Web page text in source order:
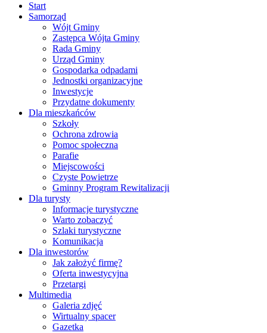
Start
Samorząd
Wójt Gminy
Zastępca Wójta Gminy
Rada Gminy
Urząd Gminy
Gospodarka odpadami
Jednostki organizacyjne
Inwestycje
Przydatne dokumenty
Dla mieszkańców
Szkoły
Ochrona zdrowia
Pomoc społeczna
Parafie
Miejscowości
Czyste Powietrze
Gminny Program Rewitalizacji
Dla turysty
Informacje turystyczne
Warto zobaczyć
Szlaki turystyczne
Komunikacja
Dla inwestorów
Jak założyć firmę?
Oferta inwestycyjna
Przetargi
Multimedia
Galeria zdjęć
Wirtualny spacer
Gazetka